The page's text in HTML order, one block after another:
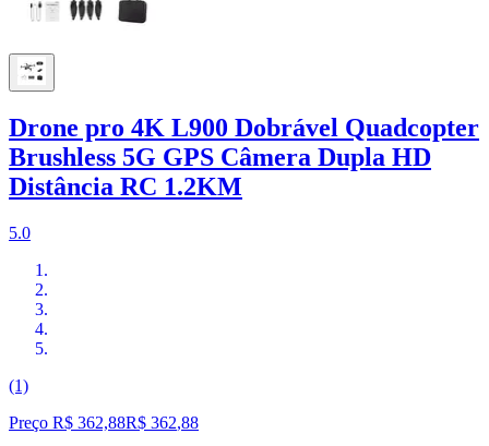
Drone pro 4K L900 Dobrável Quadcopter
Brushless 5G GPS Câmera Dupla HD
Distância RC 1.2KM
5.0
(1)
Preço R$ 362,88R$ 362,88